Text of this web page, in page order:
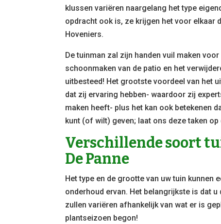
klussen variëren naargelang het type
opdracht ook is, ze krijgen het voor elkaar
Hoveniers.
De tuinman zal zijn handen vuil maken
schoonmaken van de patio en het
uitbesteed! Het grootste voordeel van het
dat zij ervaring hebben- waardoor zij
maken heeft- plus het kan ook betekenen
kunt (of wilt) geven; laat ons deze taken op
Verschillende soort
De Panne
Het type en de grootte van uw tuin kunnen
onderhoud ervan. Het belangrijkste is dat
zullen variëren afhankelijk van wat er is
plantseizoen begon!